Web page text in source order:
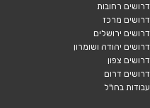
דרושים רחובות
דרושים מרכז
דרושים ירושלים
דרושים יהודה ושומרון
דרושים צפון
דרושים דרום
עבודות בחו"ל